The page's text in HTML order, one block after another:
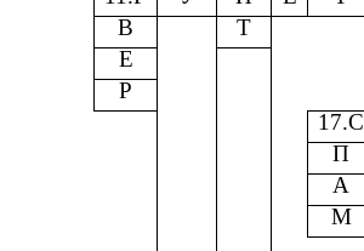
В
Т
Е
Р
17.С
П
А
М